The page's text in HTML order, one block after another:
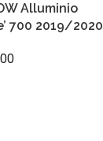
Alluminio
700 2019/2020